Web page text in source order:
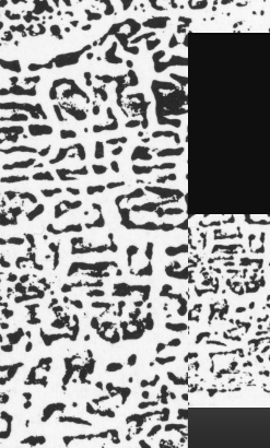
Zum
primären
Inhalt
springen
Zum
sekundären
Inhalt
springen